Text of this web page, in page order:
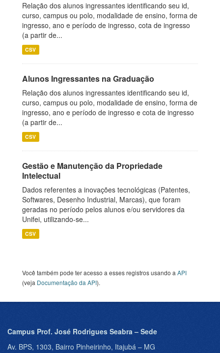
Relação dos alunos ingressantes identificando seu id,
curso, campus ou polo, modalidade de ensino, forma de
ingresso, ano e período de ingresso, cota de ingresso
(a partir de...
CSV
Alunos Ingressantes na Graduação
Relação dos alunos ingressantes identificando seu id,
curso, campus ou polo, modalidade de ensino, forma de
ingresso, ano e período de ingresso e cota de ingresso
(a partir de...
CSV
Gestão e Manutenção da Propriedade
Intelectual
Dados referentes a inovações tecnológicas (Patentes,
Softwares, Desenho Industrial, Marcas), que foram
geradas no período pelos alunos e/ou servidores da
Unifei, utilizando-se...
CSV
Você também pode ter acesso a esses registros usando a API
(veja Documentação da API).
Campus Prof. José Rodrigues Seabra – Sede
Av. BPS, 1303, Bairro Pinheirinho, Itajubá – MG